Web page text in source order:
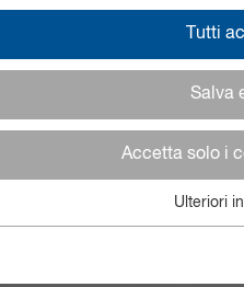
Tutti
Salva
Accetta solo i
EssentiellaI cookie essenziali
Ulteriori